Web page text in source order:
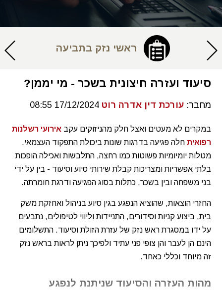
ראשי נזק בתביעה
סיעוד ועזרה חיצונית בשכר - מי יממן?
מחבר:עורכת דין אדרה רוט 17/12/2024 08:55
במקרים לא מעטים ואצל חלק מהניזוקים עקב אירועי רשלנות
רפואית חלה פגיעה בדרגות שונות ביכולת התפקוד העצמאי.
מטלות יומיומיות פשוטות כמו רחצה, התלבשות ואכילה הופכות
בלתי אפשריות ומצריכות קבלת שירותי סיוע וסיעוד - בין על ידי
בני משפחה ובין בשכר, כתלות בסוג הפגיעה ודרגת חומרתה.
החזרי הוצאות, שהוציא הנפגע בגין סיוע בניהול ואחזקת משק
בית, ביצוע קניות וסידורים, התניידות וליווי לטיפולים, נתבעים
על ידו במסגרת ראש נזק של עזרת הזולת וסיעוד. התשלומים
הינם הן לעבר והן צופי פני עתיד ולפיכך ניתן לראות בראש נזק
זה מיוחד וכללי כאחד.
מהות העזרה והסיעוד שניתנת לנפגע